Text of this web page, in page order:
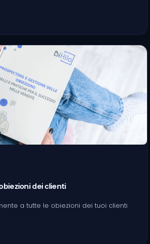
dei clienti
a tutte le obiezioni dei tuoi clienti